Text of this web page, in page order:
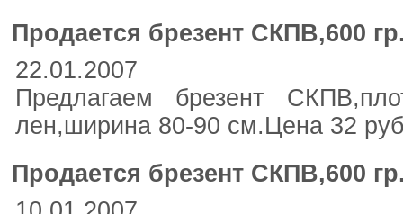
Продается брезент СКПВ,600
22.01.2007
Предлагаем брезент
лен,ширина 80-90 см.Цена 32
Продается брезент СКПВ,600